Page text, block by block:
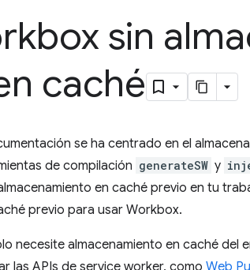
sin
caché
se ha centrado en el
de compilación generateSW y
en caché previo en tu
previo para usar Workbox.
necesite almacenamiento en caché del
las APIs de service worker, como Web